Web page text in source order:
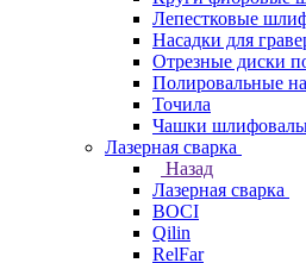
Лепестковые
Насадки для
Отрезные диски
Полировальные
Точила
Чашки
Лазерная сварка
Назад
Лазерная сварка
BOCI
Qilin
RelFar